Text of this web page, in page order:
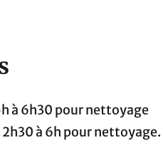
à 6h30 pour nettoyage
à 6h pour nettoyage.